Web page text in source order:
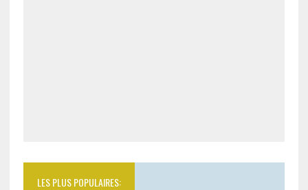
LES PLUS POPULAIRES: